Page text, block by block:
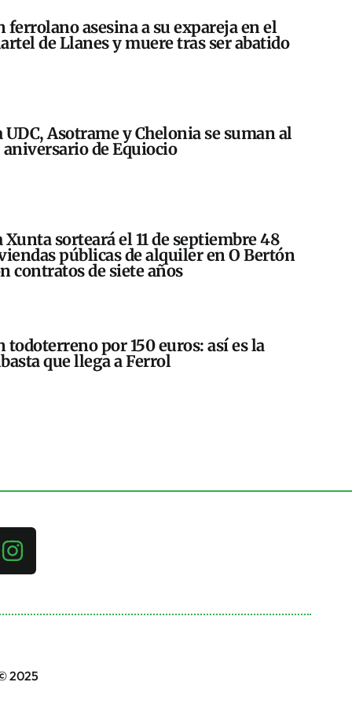
ferrolano asesina a su expareja en el
de Llanes y muere tras ser abatido
UDC, Asotrame y Chelonia se suman al
aniversario de Equiocio
Xunta sorteará el 11 de septiembre 48
públicas de alquiler en O Bertón
contratos de siete años
todoterreno por 150 euros: así es la
que llega a Ferrol
2025